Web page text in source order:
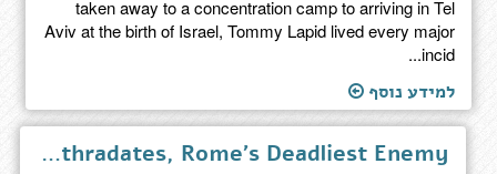
taken away to a concentration camp to arriving in Tel
Aviv at the birth of Israel, Tommy Lapid lived every major
incid...
למידע נוסף
The Poison King - The Life and Legend of Mithradates, Rome's Deadliest Enemy